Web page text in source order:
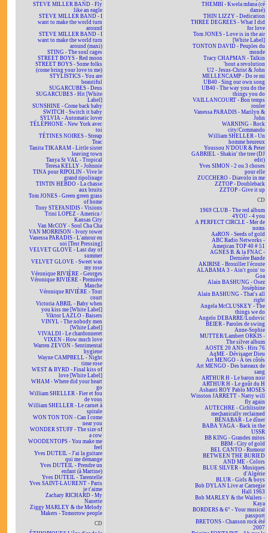
STEVE MILLER BAND - Fly
like an eagle
STEVE MILLER BAND - I
want to make the world turn
around
STEVE MILLER BAND - I
want to make the world turn
around (maxi)
STING - The soul cages
STREET BOYS - Red moon
STREET BOYS - Some folks
(come bring your love to me)
STYLISTICS - You are
beautiful
SUGARCUBES - Deus
SUGARCUBES - Hit [White
Label]
SUNSHINE - Come back baby
SWITCH - Switch it baby
SYLVIA - Automatic lover
TÉLÉPHONE - New York avec
toi
TÉTINES NOIRES - Streap
Teac
Tanita TIKARAM - Little sister
leaving town
Tanya St VAL - Tropical
Teresa KELLY - Johnnie
TINA pour RIPOLIN - Vive le
grand ripolinage
TINTIN HEBDO - La chasse
aux bruits
Tom JONES - Green green grass
of home
Tony STEFANIDIS - Visions
Trini LOPEZ - America /
Kansas City
Van McCOY - Soul Cha Cha
VAN MORRISON - Ivory tower
Vanessa PARADIS - L'amour en
soi [Test Pressing]
VELVET GLOVE - Last day of
summer
VELVET GLOVE - Sweet was
my rose
Véronique RIVIÈRE - Georges
Véronique RIVIÈRE - Première
Manche
Véronique RIVIÈRE - Tout
court
Victoria ABRIL - Baby when
you kiss me [White Label]
Viktor LAZLO - Baisers
VINYL - The nobody men
[White Label]
VIVALDI - Le chardonneret
VIXEN - How much love
Warren ZEVON - Sentimental
hygiene
Wayne CAMPBELL - Night
time rose
WEST & BYRD - Final kiss of
love [White Label]
WHAM - Where did your heart
go
William SHELLER - Fier et fou
de vous
William SHELLER - Le carnet à
spirale
WON TON TON - Can I come
near you
WONDER STUFF - The size of
a cow
WOODENTOPS - You make me
feel
Yves DUTEIL - J'ai la guitare
qui me démange
Yves DUTEIL - Prendre un
enfant (à Martine)
Yves DUTEIL - Tarentelle
Yves SAINT-LAURENT - Paris
je t'aime
Zachary RICHARD - My
Nanette
Ziggy MARLEY & the Melody
Makers - Tomorrow people
CD
THEMBI - Kwela mfana (cé
dansé)
THIN LIZZY - Dedication
THREE DEGREES - What I did
for love
Tom JONES - Love is in the air
[White Label]
TONTON DAVID - Peuples du
monde
Tracy CHAPMAN - Talkin
'bout a revolution
U2 - Jesus-Christ & John
MELLENCAMP - Do re mi
UB40 - Sing our own song
UB40 - The way you do the
things you do
VAILLANCOURT - Bon temps
rouler
Vanessa PARADIS - Marilyn &
John
WARNING - Rock
city/Commando
William SHELLER - Un
homme heureux
Youssou N'DOUR & Peter
GABRIEL - Shakin' the tree (DJ
edit)
Yves SIMON - 2 ou 3 choses
pour elle
ZUCCHERO - Diavolo in me
ZZTOP - Doubleback
ZZTOP - Give it up
CD
1969 CLUB - The red album
4YOU - 4 you
A PERFECT CIRCLE - Mer de
noms
AaRON - Seeds of gold
ABC Radio Networks -
American TOP 40 # 51
AGNÈS B. & la FNAC -
Dernière Bande
AKIRISE - Brouiller l'écoute
ALABAMA 3 - Ain't goin' to
Goa
Alain BASHUNG - Osez
Joséphine
Alain BASHUNG - That's all
right
Angela McCLUSKEY - The
things we do
Angelo DEBARRE/Ludovic
BEIER - Paroles de swing
Anne-Sophie
MUTTER/Lambert ORKIS -
The silver album
AOSTE 20 ANS - Hits 76
AqME - Dévisager Dieu
Art MENGO - À tes côtés
Art MENGO - Des bateaux de
sang
ARTHUR H - Le baron noir
ARTHUR H - Le goût du H
Ashanti ROY Pablo MOSES
Winston JARRETT - Natty will
fly again
AUTECHRE - Cichlisuite
mechanically reclaimed
BÉNABAR - Le dîner
BABA YAGA - Back in the
USSR
BB KING - Grandes mitos
BBM - City of gold
BEL CANTO - Rumour
BETWEEN THE BURIED
AND ME - Colors
BLUE SILVER - Musiques
d'Algérie
BLUR - Girls & boys
Bob DYLAN Live at Carnegie
Hall 1963
Bob MARLEY & the Wailers -
Kaya
BORDERS & 6° - Your musical
passport
BRETONS - Chanson rock été
2007